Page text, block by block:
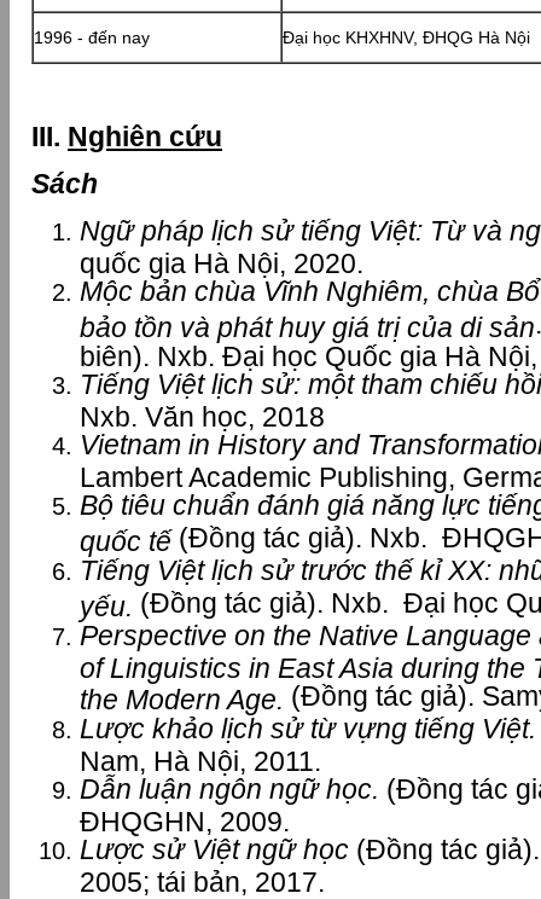
1996 - đến nay Đại học KHXHNV, ĐHQG Hà Nội
III. Nghiên cứu
Sách
Ngữ pháp lịch sử tiếng Việt: Từ và
quốc gia Hà Nội, 2020.
Mộc bản chùa Vĩnh Nghiêm, chùa
bảo tồn và phát huy giá trị của di sản
biên). Nxb. Đại học Quốc gia Hà
Tiếng Việt lịch sử: một tham chiếu
Nxb. Văn học, 2018
Vietnam in History and
Lambert Academic Publishing,
Bộ tiêu chuẩn đánh giá năng lực
quốc tế(Đồng tác giả). Nxb.
Tiếng Việt lịch sử trước thế kỉ XX:
yếu. (Đồng tác giả). Nxb. Đại học
Perspective on the Native
of Linguistics in East Asia during the
the Modern Age. (Đồng tác giả).
Lược khảo lịch sử từ vựng tiếng Việt.
Nam, Hà Nội, 2011.
Dẫn luận ngôn ngữ học. (Đồng tác
ĐHQGHN, 2009.
Lược sử Việt ngữ học (Đồng tác
2005; tái bản, 2017.